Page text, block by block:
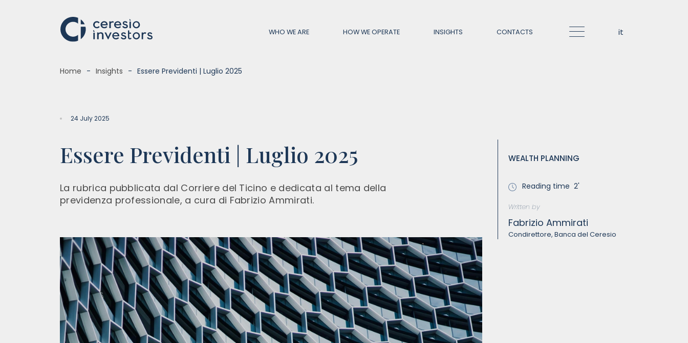
WHO WE ARE HOW WE OPERATE INSIGHTS CONTACTS it
Italiano English
WHO WE ARE
100 years of history
Ceresio Foundation
Ceresio SIM SpA
Global Selection SGR SpA
Eurofinleading Fiduciaria SpA
Belgrave Capital Management Ltd.
Corporate Advisory
Investment Banking
Wealth Planning
INSIGHTS
Latest
In the news
Home Insights Essere Previdenti | Luglio 2025
24 July 2025
Essere Previdenti | Luglio 2025
La rubrica pubblicata dal Corriere del Ticino e dedicata al tema della
previdenza professionale, a cura di Fabrizio Ammirati.
WEALTH PLANNING
Reading time 2'
Written by
Fabrizio Ammirati
Condirettore, Banca del Ceresio